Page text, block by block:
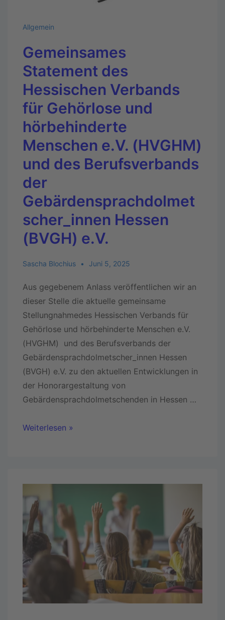
Allgemein
Gemeinsames
Statement des
Hessischen Verbands
für Gehörlose und
hörbehinderte
Menschen e.V. (HVGHM)
und des Berufsverbands
der
Gebärdensprachdolmet
scher_innen Hessen
(BVGH) e.V.
Sascha Blochius Juni 5, 2025
Aus gegebenem Anlass veröffentlichen wir an
dieser Stelle die aktuelle gemeinsame
Stellungnahmedes Hessischen Verbands für
Gehörlose und hörbehinderte Menschen e.V.
(HVGHM) und des Berufsverbands der
Gebärdensprachdolmetscher_innen Hessen
(BVGH) e.V. zu den aktuellen Entwicklungen in
der Honorargestaltung von
Gebärdensprachdolmetschenden in Hessen …
Weiterlesen »